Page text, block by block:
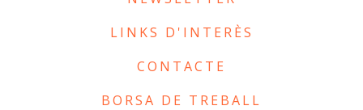
LINKS D'INTERÈS
CONTACTE
BORSA DE TREBALL